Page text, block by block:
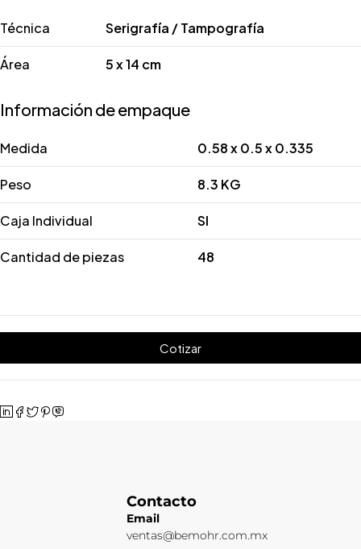
Técnica Serigrafía / Tampografía
Área 5 x 14 cm
Información de empaque
Medida 0.58 x 0.5 x 0.335
Peso 8.3 KG
Caja Individual SI
Cantidad de piezas 48
Cotizar
Contacto
Email
ventas@bemohr.com.mx